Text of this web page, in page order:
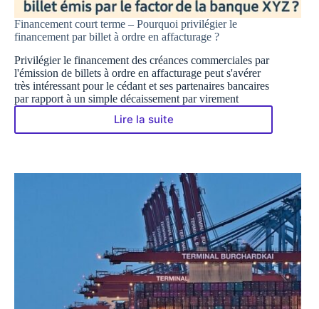
Financement court terme – Pourquoi privilégier le
financement par billet à ordre en affacturage ?
Privilégier le financement des créances commerciales par
l'émission de billets à ordre en affacturage peut s'avérer
très intéressant pour le cédant et ses partenaires bancaires
par rapport à un simple décaissement par virement
Lire la suiteFinancement
Pourquoi
privilégier
le
financement
par
billet
à
ordre
en
affacturage ?